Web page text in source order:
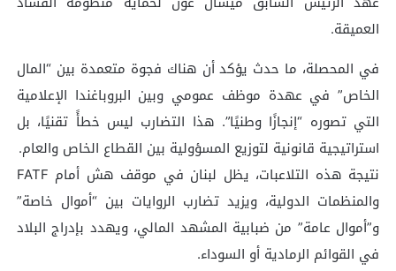
العميقة.
في المحصلة، ما حدث يؤكد أن هناك فجوة متعمدة بين “المال
الخاص” في عهدة موظف عمومي وبين البروباغندا الإعلامية
التي تصوره “إنجازًا وطنيًا”. هذا التضارب ليس خطأً تقنيًا، بل
استراتيجية قانونية لتوزيع المسؤولية بين القطاع الخاص والعام.
نتيجة هذه التلاعبات، يظل لبنان في موقف هش أمام FATF
والمنظمات الدولية، ويزيد تضارب الروايات بين “أموال خاصة”
و”أموال عامة” من ضبابية المشهد المالي، ويهدد بإدراج البلاد
في القوائم الرمادية أو السوداء.